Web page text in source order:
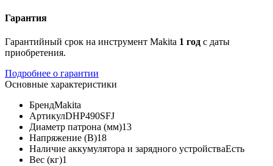
Гарантия
Гарантийный срок на инструмент Makita 1 год с даты
приобретения.
Подробнее о гарантии
Основные характеристики
БрендMakita
АртикулDHP490SFJ
Диаметр патрона (мм)13
Напряжение (В)18
Наличие аккумулятора и зарядного устройстваЕсть
Вес (кг)1